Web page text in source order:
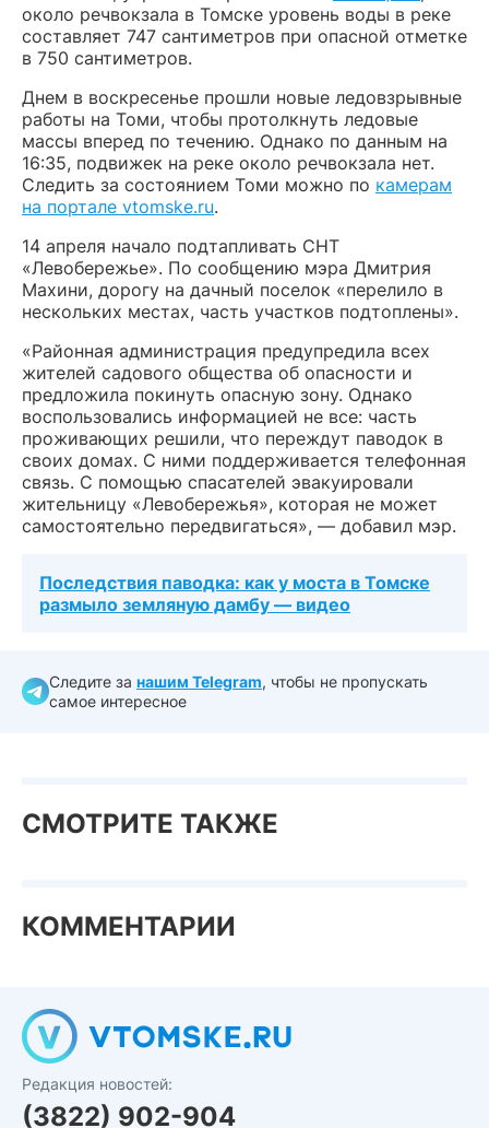
около речвокзала в Томске уровень воды в реке
составляет 747 сантиметров при опасной отметке
в 750 сантиметров.
Днем в воскресенье прошли новые ледовзрывные
работы на Томи, чтобы протолкнуть ледовые
массы вперед по течению. Однако по данным на
16:35, подвижек на реке около речвокзала нет.
Следить за состоянием Томи можно по камерам
на портале vtomske.ru.
14 апреля начало подтапливать СНТ
«Левобережье». По сообщению мэра Дмитрия
Махини, дорогу на дачный поселок «перелило в
нескольких местах, часть участков подтоплены».
«Районная администрация предупредила всех
жителей садового общества об опасности и
предложила покинуть опасную зону. Однако
воспользовались информацией не все: часть
проживающих решили, что переждут паводок в
своих домах. С ними поддерживается телефонная
связь. С помощью спасателей эвакуировали
жительницу «Левобережья», которая не может
самостоятельно передвигаться», — добавил мэр.
Последствия паводка: как у моста в Томске
размыло земляную дамбу — видео
Следите за нашим Telegram, чтобы не пропускать
самое интересное
СМОТРИТЕ ТАКЖЕ
КОММЕНТАРИИ
Редакция новостей:
(3822) 902-904